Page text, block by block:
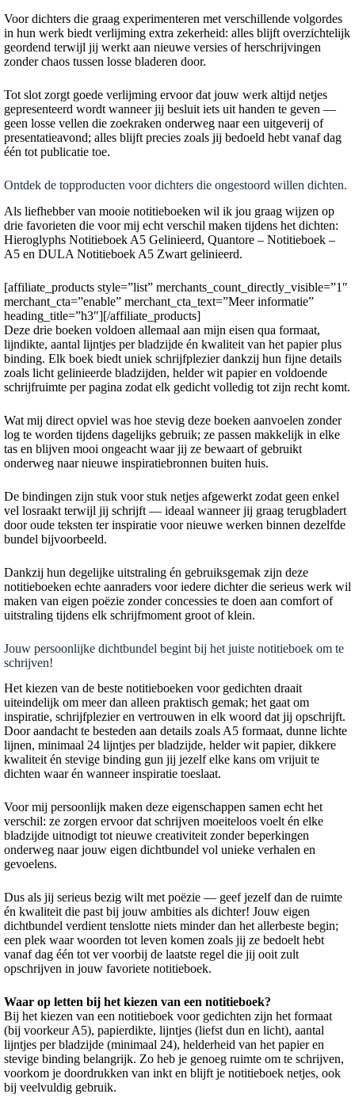
Voor dichters die graag experimenteren met verschillende volgordes
in hun werk biedt verlijming extra zekerheid: alles blijft overzichtelijk
geordend terwijl jij werkt aan nieuwe versies of herschrijvingen
zonder chaos tussen losse bladeren door.
Tot slot zorgt goede verlijming ervoor dat jouw werk altijd netjes
gepresenteerd wordt wanneer jij besluit iets uit handen te geven —
geen losse vellen die zoekraken onderweg naar een uitgeverij of
presentatieavond; alles blijft precies zoals jij bedoeld hebt vanaf dag
één tot publicatie toe.
Ontdek de topproducten voor dichters die ongestoord willen dichten.
Als liefhebber van mooie notitieboeken wil ik jou graag wijzen op
drie favorieten die voor mij echt verschil maken tijdens het dichten:
Hieroglyphs Notitieboek A5 Gelinieerd, Quantore – Notitieboek –
A5 en DULA Notitieboek A5 Zwart gelinieerd.
[affiliate_products style=”list” merchants_count_directly_visible=”1″
merchant_cta=”enable” merchant_cta_text=”Meer informatie”
heading_title=”h3″][/affiliate_products]
Deze drie boeken voldoen allemaal aan mijn eisen qua formaat,
lijndikte, aantal lijntjes per bladzijde én kwaliteit van het papier plus
binding. Elk boek biedt uniek schrijfplezier dankzij hun fijne details
zoals licht gelinieerde bladzijden, helder wit papier en voldoende
schrijfruimte per pagina zodat elk gedicht volledig tot zijn recht komt.
Wat mij direct opviel was hoe stevig deze boeken aanvoelen zonder
log te worden tijdens dagelijks gebruik; ze passen makkelijk in elke
tas en blijven mooi ongeacht waar jij ze bewaart of gebruikt
onderweg naar nieuwe inspiratiebronnen buiten huis.
De bindingen zijn stuk voor stuk netjes afgewerkt zodat geen enkel
vel losraakt terwijl jij schrijft — ideaal wanneer jij graag terugbladert
door oude teksten ter inspiratie voor nieuwe werken binnen dezelfde
bundel bijvoorbeeld.
Dankzij hun degelijke uitstraling én gebruiksgemak zijn deze
notitieboeken echte aanraders voor iedere dichter die serieus werk wil
maken van eigen poëzie zonder concessies te doen aan comfort of
uitstraling tijdens elk schrijfmoment groot of klein.
Jouw persoonlijke dichtbundel begint bij het juiste notitieboek om te
schrijven!
Het kiezen van de beste notitieboeken voor gedichten draait
uiteindelijk om meer dan alleen praktisch gemak; het gaat om
inspiratie, schrijfplezier en vertrouwen in elk woord dat jij opschrijft.
Door aandacht te besteden aan details zoals A5 formaat, dunne lichte
lijnen, minimaal 24 lijntjes per bladzijde, helder wit papier, dikkere
kwaliteit én stevige binding gun jij jezelf elke kans om vrijuit te
dichten waar én wanneer inspiratie toeslaat.
Voor mij persoonlijk maken deze eigenschappen samen echt het
verschil: ze zorgen ervoor dat schrijven moeiteloos voelt én elke
bladzijde uitnodigt tot nieuwe creativiteit zonder beperkingen
onderweg naar jouw eigen dichtbundel vol unieke verhalen en
gevoelens.
Dus als jij serieus bezig wilt met poëzie — geef jezelf dan de ruimte
én kwaliteit die past bij jouw ambities als dichter! Jouw eigen
dichtbundel verdient tenslotte niets minder dan het allerbeste begin;
een plek waar woorden tot leven komen zoals jij ze bedoelt hebt
vanaf dag één tot ver voorbij de laatste regel die jij ooit zult
opschrijven in jouw favoriete notitieboek.
Waar op letten bij het kiezen van een notitieboek?
Bij het kiezen van een notitieboek voor gedichten zijn het formaat
(bij voorkeur A5), papierdikte, lijntjes (liefst dun en licht), aantal
lijntjes per bladzijde (minimaal 24), helderheid van het papier en
stevige binding belangrijk. Zo heb je genoeg ruimte om te schrijven,
voorkom je doordrukken van inkt en blijft je notitieboek netjes, ook
bij veelvuldig gebruik.